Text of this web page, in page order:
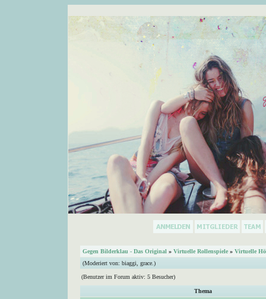
Gegen Bilderklau - Das Original » Virtuelle Rollenspiele » Virtuelle
(Moderiert von: biaggi grace. )
(Benutzer im Forum aktiv: 5 Besucher)
Thema